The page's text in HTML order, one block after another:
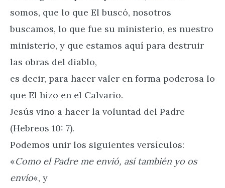
somos, que lo que El buscó, nosotros
buscamos, lo que fue su ministerio, es nuestro
ministerio, y que estamos aquí para destruir
las obras del diablo,
es decir, para hacer valer en forma poderosa lo
que El hizo en el Calvario.
Jesús vino a hacer la voluntad del Padre
(Hebreos 10: 7).
Podemos unir los siguientes versículos:
«Como el Padre me envió, así también yo os
envío«, y